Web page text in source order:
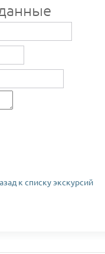
к списку экскурсий